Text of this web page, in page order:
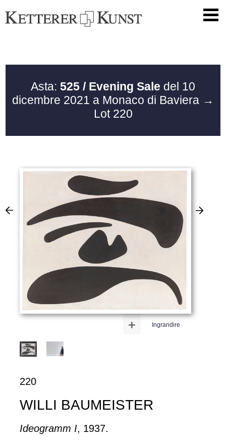
Asta: 525 / Evening Sale del 10
dicembre 2021 a Monaco di Baviera →
Lot 220
Ingrandire
+
220
WILLI BAUMEISTER
Ideogramm I, 1937.